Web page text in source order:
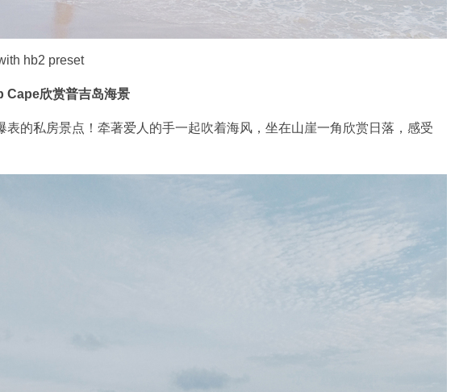
hb2 preset
Cape欣赏普吉岛海景
表的私房景点！牵著爱人的手一起吹着海风，坐在山崖一角欣赏日落，感受